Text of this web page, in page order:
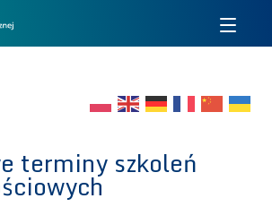
terminy szkoleń